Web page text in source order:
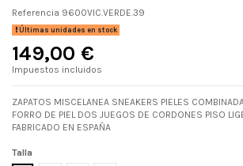
Referencia 9600VIC.VERDE.39
Últimas unidades en stock
149,00 €
Impuestos incluidos
ZAPATOS MISCELANEA SNEAKERS PIELES
FORRO DE PIEL DOS JUEGOS DE CORDONES PISO
FABRICADO EN ESPAÑA
Talla